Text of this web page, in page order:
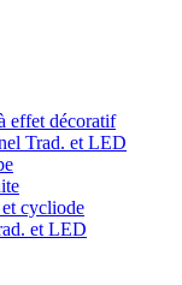
effet décoratif
Trad. et LED
cycliode
et LED